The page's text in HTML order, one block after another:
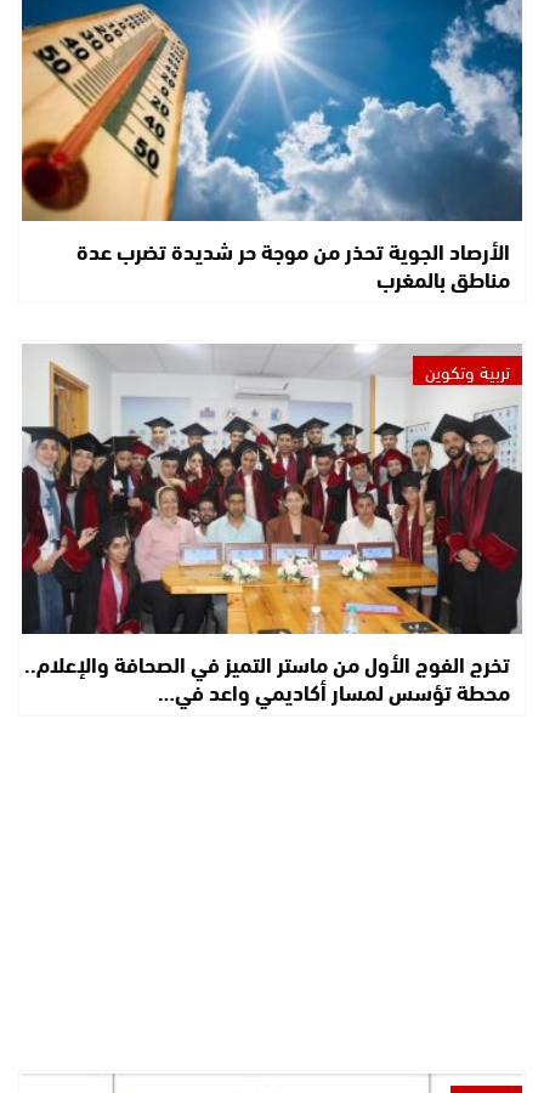
الأرصاد الجوية تحذر من موجة حر شديدة تضرب عدة
مناطق بالمغرب
تربية وتكوين
تخرج الفوج الأول من ماستر التميز في الصحافة والإعلام..
محطة تؤسس لمسار أكاديمي واعد في…